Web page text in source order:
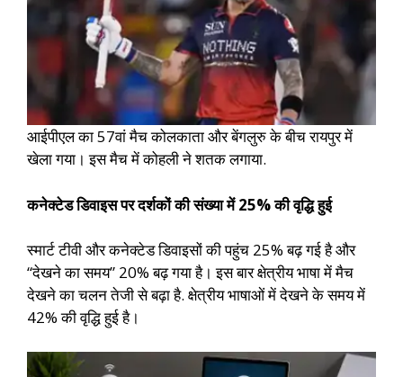
आईपीएल का 57वां मैच कोलकाता और बेंगलुरु के बीच रायपुर में
खेला गया। इस मैच में कोहली ने शतक लगाया.
कनेक्टेड डिवाइस पर दर्शकों की संख्या में 25% की वृद्धि हुई
स्मार्ट टीवी और कनेक्टेड डिवाइसों की पहुंच 25% बढ़ गई है और
“देखने का समय” 20% बढ़ गया है। इस बार क्षेत्रीय भाषा में मैच
देखने का चलन तेजी से बढ़ा है. क्षेत्रीय भाषाओं में देखने के समय में
42% की वृद्धि हुई है।